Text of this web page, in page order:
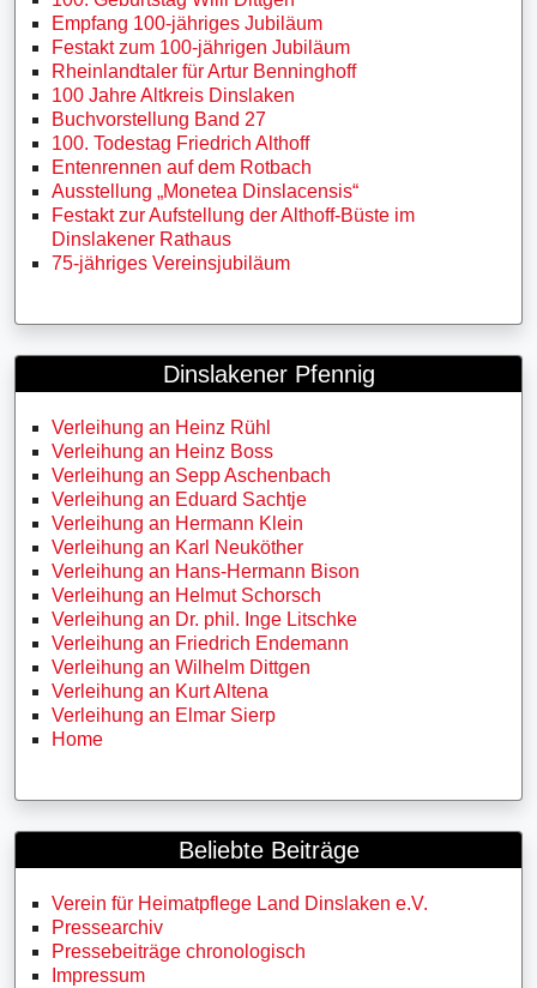
Empfang 100-jähriges Jubiläum
Festakt zum 100-jährigen Jubiläum
Rheinlandtaler für Artur Benninghoff
100 Jahre Altkreis Dinslaken
Buchvorstellung Band 27
100. Todestag Friedrich Althoff
Entenrennen auf dem Rotbach
Ausstellung „Monetea Dinslacensis“
Festakt zur Aufstellung der Althoff-Büste im
Dinslakener Rathaus
75-jähriges Vereinsjubiläum
Dinslakener Pfennig
Verleihung an Heinz Rühl
Verleihung an Heinz Boss
Verleihung an Sepp Aschenbach
Verleihung an Eduard Sachtje
Verleihung an Hermann Klein
Verleihung an Karl Neuköther
Verleihung an Hans-Hermann Bison
Verleihung an Helmut Schorsch
Verleihung an Dr. phil. Inge Litschke
Verleihung an Friedrich Endemann
Verleihung an Wilhelm Dittgen
Verleihung an Kurt Altena
Verleihung an Elmar Sierp
Home
Beliebte Beiträge
Verein für Heimatpflege Land Dinslaken e.V.
Pressearchiv
Pressebeiträge chronologisch
Impressum